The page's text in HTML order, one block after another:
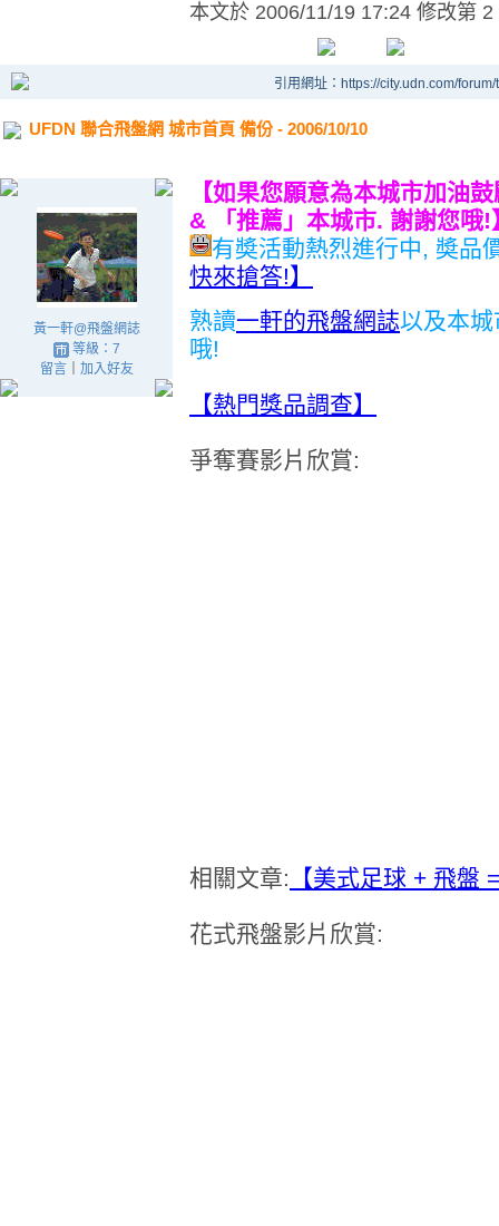
本文於 2006/11/19 17:24 修改第 2
引用網址：https://city.udn.com/
UFDN 聯合飛盤網 城市首頁 備份 - 2006/10/10
黃一軒@飛盤網誌
等級：7
留言｜ 加入好友
【如果您願意為本城市加油
& 「推薦」本城市. 謝謝您哦!
有奬活動熱烈進行中, 奬品
快來搶答!】
熟讀一軒的飛盤網誌以及本
哦!
【熱門獎品調查】
爭奪賽影片欣賞:
相關文章: 【美式足球 + 飛盤
花式飛盤影片欣賞: